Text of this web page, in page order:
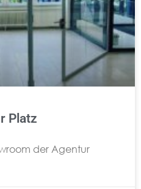
Platz
der Agentur